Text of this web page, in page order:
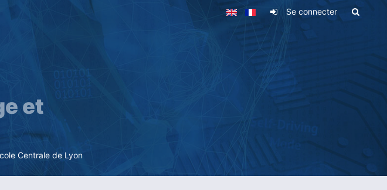
Se connecter
et
Centrale de Lyon